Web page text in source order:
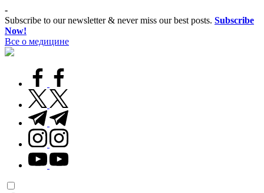
Перейти
к
содержимому
-
Subscribe to our newsletter & never miss our best posts. Subscribe
Now!
Все о медицине
Лечитесь
facebook.com
twitter.com
t.me
instagram.com
youtube.com